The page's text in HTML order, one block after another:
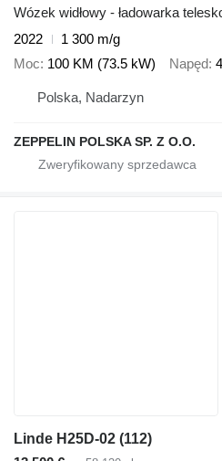
Wózek widłowy - ładowarka
2022
1 300 m/g
Moc 100 KM (73.5 kW) Napęd
Polska, Nadarzyn
ZEPPELIN POLSKA SP. Z O.O.
Linde H25D-02 (112)